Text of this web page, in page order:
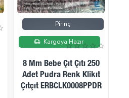
Pirinç
Kargoya Hazır
8 Mm Bebe Çıt Çıtı 250
Adet Kirli Beyaz Renk
Klikıt Çıtçıt